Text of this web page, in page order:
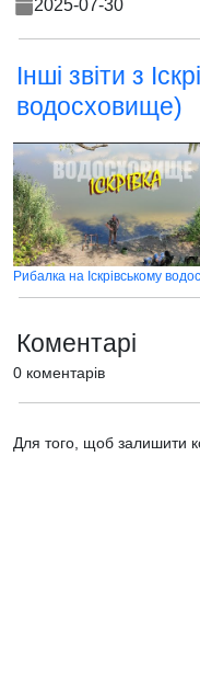
2025-07-30
Інші звіти з
водосховище)
Коментарі
0 коментарів
Для того, щоб залишити